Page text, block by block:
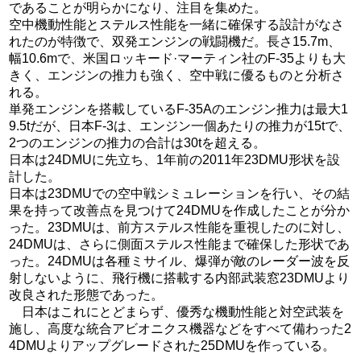
であることが明らかになり、注目を集めた。
空中機動性能とステルス性能を一緒に確保する設計がなさ
れたのが特徴で、双発エンジンの戦闘機だ。長さ15.7m、
幅10.6mで、米国ロッキード·マーティン社のF-35よりも大
きく、エンジンの推力も強く、空中戦に優るものと分析さ
れる。
単発エンジンを搭載しているF-35Aのエンジン推力は最大1
9.5tだが、日本F-3は、エンジン一個あたりの推力が15tで、
2つのエンジンの推力の合計は30tを超える。
日本は24DMUに先立ち、1年前の2011年23DMU形状を設
計した。
日本は23DMUでの空中戦シミュレーションを行い、その結
果を持って改善点を見つけて24DMUを作成したことが分か
った。23DMUは、前方ステルス性能を重視したのに対し、
24DMUは、さらに側面ステルス性能まで確保した形状であ
った。24DMUは各種ミサイル、爆弾が敵のレーダー波を反
射しないように、飛行機に搭載する内部武装窓23DMUより
改良された形態であった。
日本はこれにとどまらず、優秀な機動性能と対空武装を
施し、高度な統合アビオニクス機器などをすべて備わった2
4DMUよりアップグレードされた25DMUを作っている。